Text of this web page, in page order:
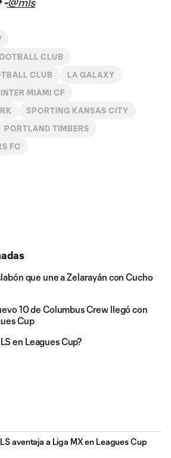
CLUB
CLUB LA GALAXY
INTER MIAMI CF
SPORTING KANSAS CITY
PORTLAND TIMBERS
FC
que une a Zelarayán con Cucho
10 de Columbus Crew llegó con
Cup
en Leagues Cup?
aventaja a Liga MX en Leagues Cup